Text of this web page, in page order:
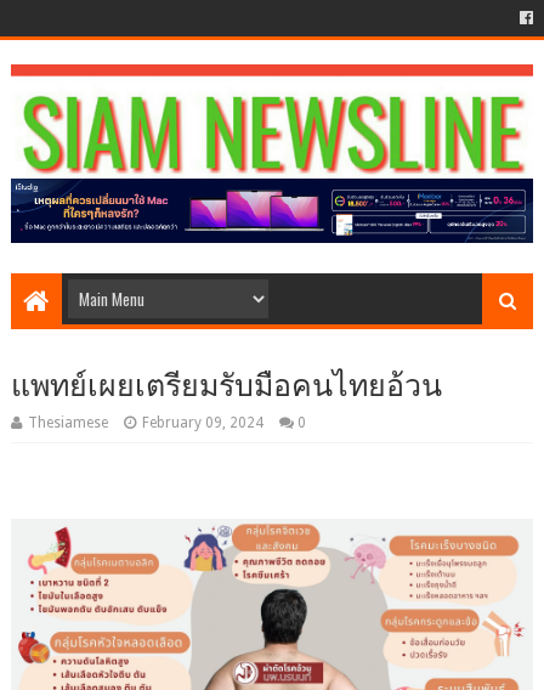
แพทย์เผยเตรียมรับมือคนไทยอ้วน
Thesiamese February 09, 2024 0